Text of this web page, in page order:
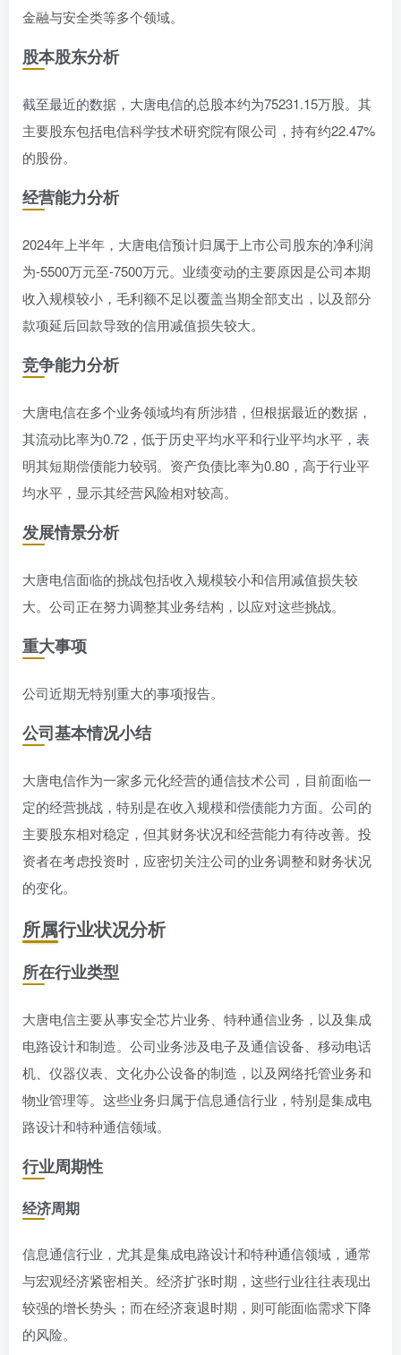
金融与安全类等多个领域。
股本股东分析
截至最近的数据，大唐电信的总股本约为75231.15万股。其
主要股东包括电信科学技术研究院有限公司，持有约22.47%
的股份。
经营能力分析
2024年上半年，大唐电信预计归属于上市公司股东的净利润
为-5500万元至-7500万元。业绩变动的主要原因是公司本期
收入规模较小，毛利额不足以覆盖当期全部支出，以及部分
款项延后回款导致的信用减值损失较大。
竞争能力分析
大唐电信在多个业务领域均有所涉猎，但根据最近的数据，
其流动比率为0.72，低于历史平均水平和行业平均水平，表
明其短期偿债能力较弱。资产负债比率为0.80，高于行业平
均水平，显示其经营风险相对较高。
发展情景分析
大唐电信面临的挑战包括收入规模较小和信用减值损失较
大。公司正在努力调整其业务结构，以应对这些挑战。
重大事项
公司近期无特别重大的事项报告。
公司基本情况小结
大唐电信作为一家多元化经营的通信技术公司，目前面临一
定的经营挑战，特别是在收入规模和偿债能力方面。公司的
主要股东相对稳定，但其财务状况和经营能力有待改善。投
资者在考虑投资时，应密切关注公司的业务调整和财务状况
的变化。
所属行业状况分析
所在行业类型
大唐电信主要从事安全芯片业务、特种通信业务，以及集成
电路设计和制造。公司业务涉及电子及通信设备、移动电话
机、仪器仪表、文化办公设备的制造，以及网络托管业务和
物业管理等。这些业务归属于信息通信行业，特别是集成电
路设计和特种通信领域。
行业周期性
经济周期
信息通信行业，尤其是集成电路设计和特种通信领域，通常
与宏观经济紧密相关。经济扩张时期，这些行业往往表现出
较强的增长势头；而在经济衰退时期，则可能面临需求下降
的风险。